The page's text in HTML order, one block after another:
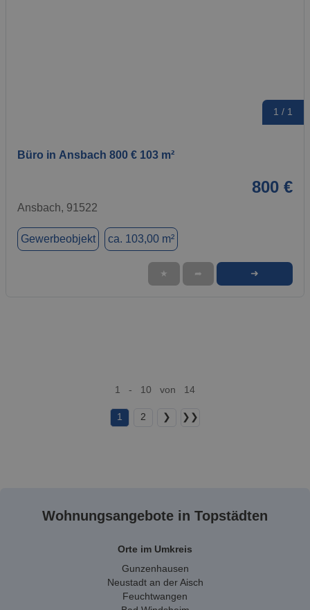
1 / 1
Büro in Ansbach 800 € 103 m²
800 €
Ansbach, 91522
Gewerbeobjekt ca. 103,00 m²
★ ➦ ➜
1 - 10 von 14
1 2 ❯ ❯❯
Wohnungsangebote in Topstädten
Orte im Umkreis
Gunzenhausen
Neustadt an der Aisch
Feuchtwangen